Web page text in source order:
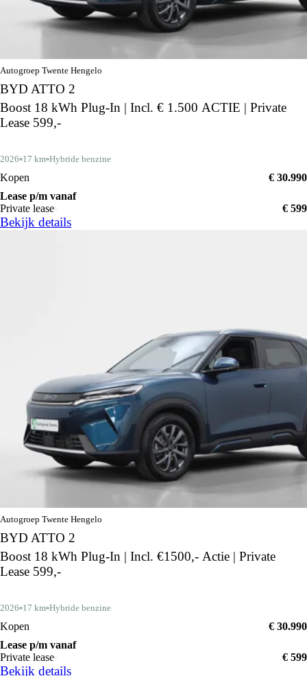
Autogroep Twente Hengelo
BYD ATTO 2
Boost 18 kWh Plug-In | Incl. € 1.500 ACTIE | Private
Lease 599,-
2026 17 km Hybride benzine
Kopen
€ 30.990
Lease p/m vanaf
Private lease
€ 599
Bekijk details
Autogroep Twente Hengelo
BYD ATTO 2
Boost 18 kWh Plug-In | Incl. €1500,- Actie | Private
Lease 599,-
2026 17 km Hybride benzine
Kopen
€ 30.990
Lease p/m vanaf
Private lease
€ 599
Bekijk details